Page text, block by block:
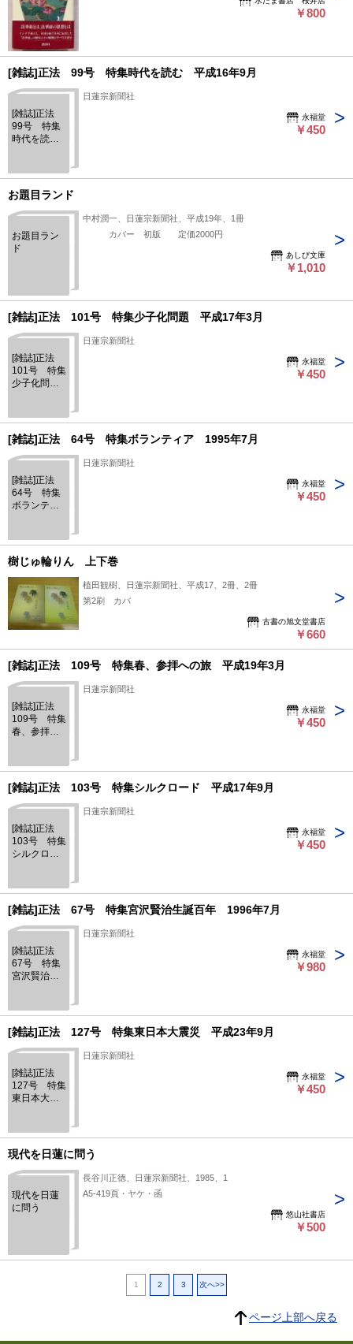
￥800
[雑誌]正法 99号 特集時代を読む 平成16年9月
[雑誌]正法
99号 特集
時代を読
日蓮宗新聞社
永福堂
￥450
お題目ランド
お題目ラン
ド
中村潤一、日蓮宗新聞社、平成19年、1冊
カバー 初版 定価2000円
あしび文庫
￥1,010
[雑誌]正法 101号 特集少子化問題 平成17年3月
[雑誌]正法
101号 特集
少子化問
日蓮宗新聞社
永福堂
￥450
[雑誌]正法 64号 特集ボランティア 1995年7月
[雑誌]正法
64号 特集
ボランティ
日蓮宗新聞社
永福堂
￥450
樹じゅ輪りん 上下巻
植田観樹、日蓮宗新聞社、平成17、2冊、2冊
第2刷 カバ
古書の旭文堂書店
￥660
[雑誌]正法 109号 特集春、参拝への旅 平成19年3月
[雑誌]正法
109号 特集
春、参拝へ
日蓮宗新聞社
永福堂
￥450
[雑誌]正法 103号 特集シルクロード 平成17年9月
[雑誌]正法
103号 特集
シルクロー
日蓮宗新聞社
永福堂
￥450
[雑誌]正法 67号 特集宮沢賢治生誕百年 1996年7月
[雑誌]正法
67号 特集
宮沢賢治生
日蓮宗新聞社
永福堂
￥980
[雑誌]正法 127号 特集東日本大震災 平成23年9月
[雑誌]正法
127号 特集
東日本大震
日蓮宗新聞社
永福堂
￥450
現代を日蓮に問う
現代を日蓮
に問う
長谷川正徳、日蓮宗新聞社、1985、1
A5-419頁・ヤケ・函
悠山社書店
￥500
1 2 3 次へ>>
ページ上部へ戻る